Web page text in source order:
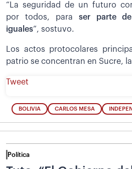
“La seguridad de un futuro
por todos, para ser parte
iguales”, sostuvo.
Los actos protocolares
patrio se concentran en Sucre,
Tweet
BOLIVIA CARLOS MESA
Política